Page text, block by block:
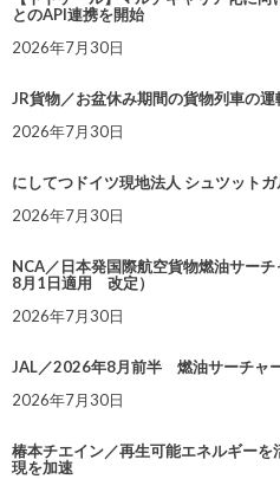
とのAPI連携を開始
2026年7月30日
JR貨物／お盆休み期間の貨物列車の
2026年7月30日
にしてつドイツ現地法人 シュツット
2026年7月30日
NCA／日本発国際航空貨物燃油サー
8月1日適用 改定）
2026年7月30日
JAL／2026年8月前半 燃油サーチャ
2026年7月30日
椿本チエイン／再生可能エネルギー
現を加速